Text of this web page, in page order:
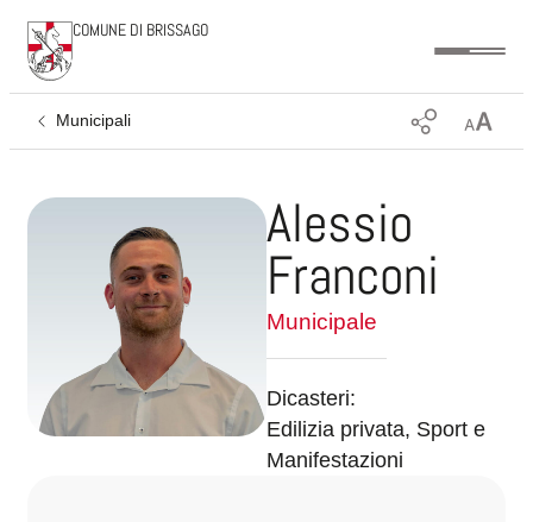
COMUNE DI BRISSAGO
Municipali
Alessio
Franconi
Municipale
Dicasteri:
Edilizia privata, Sport e
Manifestazioni